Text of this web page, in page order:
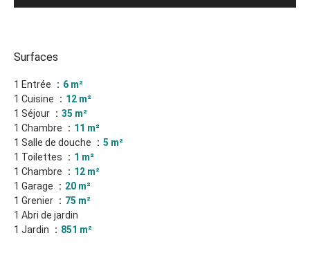
Surfaces
1 Entrée
6 m²
1 Cuisine
12 m²
1 Séjour
35 m²
1 Chambre
11 m²
1 Salle de douche
5 m²
1 Toilettes
1 m²
1 Chambre
12 m²
1 Garage
20 m²
1 Grenier
75 m²
1 Abri de jardin
1 Jardin
851 m²